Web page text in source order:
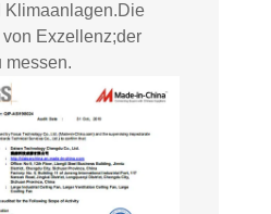
Klimaanlagen.Die
Exzellenz;der
messen.